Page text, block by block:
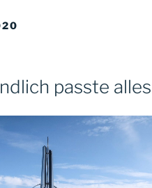
passte alles